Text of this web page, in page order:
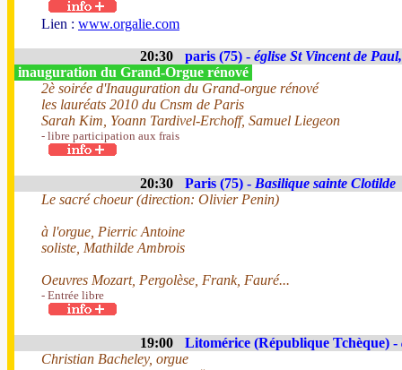
Lien : www.orgalie.com
20:30 paris (75) - église St Vincent de
inauguration du Grand-Orgue rénové
2è soirée d'Inauguration du Grand-orgue rénové
les lauréats 2010 du Cnsm de Paris
Sarah Kim, Yoann Tardivel-Erchoff, Samuel Liegeon
- libre participation aux frais
20:30 Paris (75) - Basilique sainte Clotilde
Le sacré choeur (direction: Olivier Penin)
à l'orgue, Pierric Antoine
soliste, Mathilde Ambrois
Oeuvres Mozart, Pergolèse, Frank, Fauré...
- Entrée libre
19:00 Litomérice (République Tchèque) -
Christian Bacheley, orgue